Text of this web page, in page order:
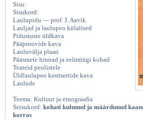
Sisu:
Sisukord:
Laulupidu — prof. J. Aavik
Lauljad ja laulupeo külalised
Pidustuste üldkava
Pääproovide kava
Lauluvälja plaan
Pääsmete hinnad ja eelmüügi kohad
Teateid peolistele
Üldlaulupeo kontsertide kava
Laulude
Teema: Kultuur ja etnograafia
Seisukord: kohati kulunud ja määrdunud
korras